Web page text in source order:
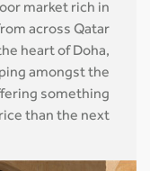
market rich in
from across Qatar
the heart of Doha,
amongst the
something
than the next.